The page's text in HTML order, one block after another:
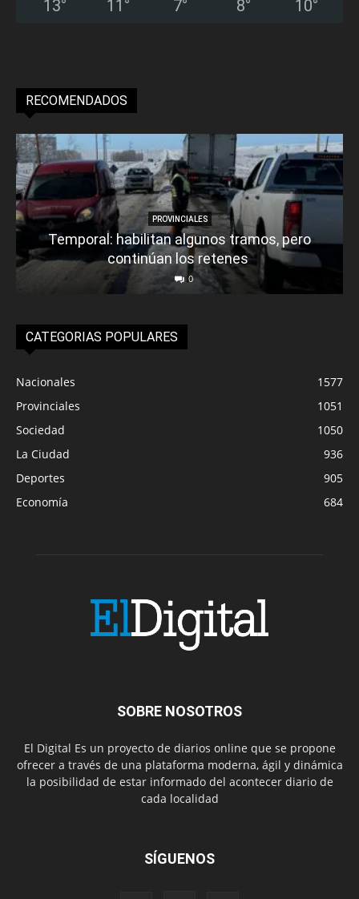
13° 11 ° 7° 8° 10°
RECOMENDADOS
PROVINCIALES
Temporal: habilitan algunos tramos, pero
continúan los retenes
0
CATEGORIAS POPULARES
Nacionales
1577
Provinciales
1051
Sociedad
1050
La Ciudad
936
Deportes
905
Economía
684
SOBRE NOSOTROS
El Digital Es un proyecto de diarios online que se propone
ofrecer a través de una plataforma moderna, ágil y dinámica
la posibilidad de estar informado del acontecer diario de
cada localidad
SÍGUENOS